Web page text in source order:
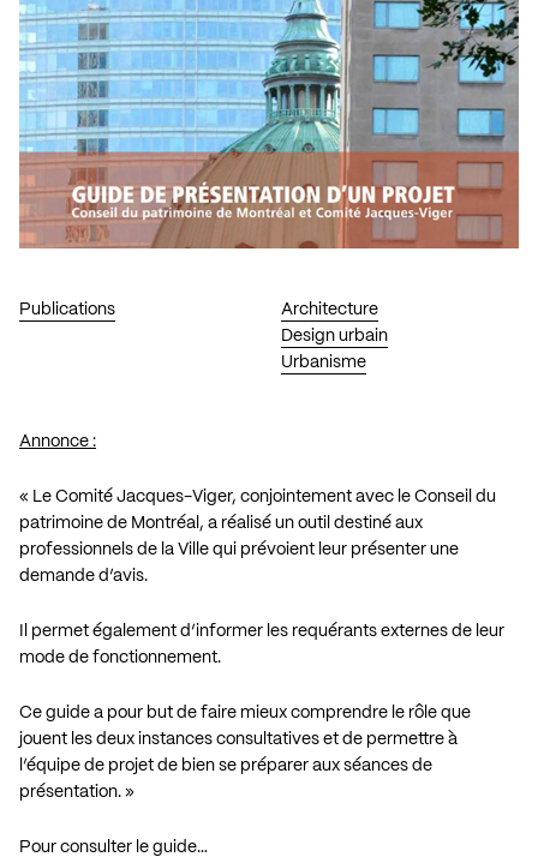
Publications
Architecture
Design urbain
Urbanisme
Annonce :
« Le Comité Jacques-Viger, conjointement avec le Conseil du
patrimoine de Montréal, a réalisé un outil destiné aux
professionnels de la Ville qui prévoient leur présenter une
demande d’avis.
Il permet également d’informer les requérants externes de leur
mode de fonctionnement.
Ce guide a pour but de faire mieux comprendre le rôle que
jouent les deux instances consultatives et de permettre à
l’équipe de projet de bien se préparer aux séances de
présentation. »
Pour consulter le guide…